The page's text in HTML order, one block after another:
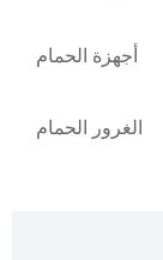
أجهزة الحمام
الغرور الحمام